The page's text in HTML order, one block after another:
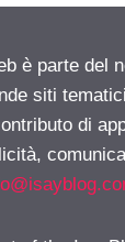
è parte del
siti
di